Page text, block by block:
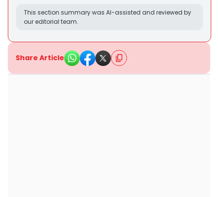
This section summary was AI-assisted and reviewed by
our editorial team.
Share Article